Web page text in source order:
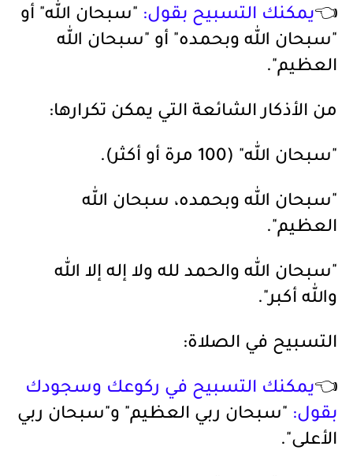
👈يمكنك التسبيح بقول: "سبحان الله" أو
"سبحان الله وبحمده" أو "سبحان الله
العظيم".
من الأذكار الشائعة التي يمكن تكرارها:
"سبحان الله" (100 مرة أو أكثر).
"سبحان الله وبحمده، سبحان الله
العظيم".
"سبحان الله والحمد لله ولا إله إلا الله
والله أكبر".
التسبيح في الصلاة:
👈يمكنك التسبيح في ركوعك وسجودك
بقول: "سبحان ربي العظيم" و"سبحان ربي
الأعلى".